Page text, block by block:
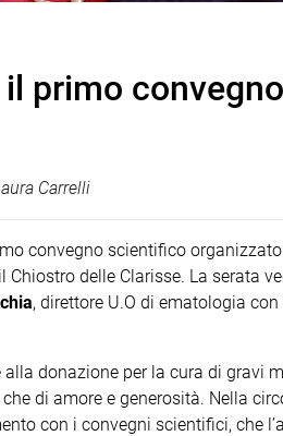
il primo
Carrelli
convegno scientifico
Chiostro delle Clarisse. La serata
, direttore U.O di ematologia
donazione per la cura di gravi
di amore e generosità. Nella
con i convegni scientifici, che